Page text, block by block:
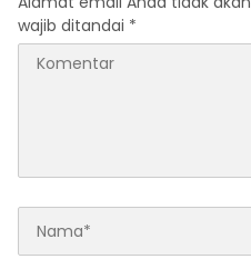
wajib ditandai *